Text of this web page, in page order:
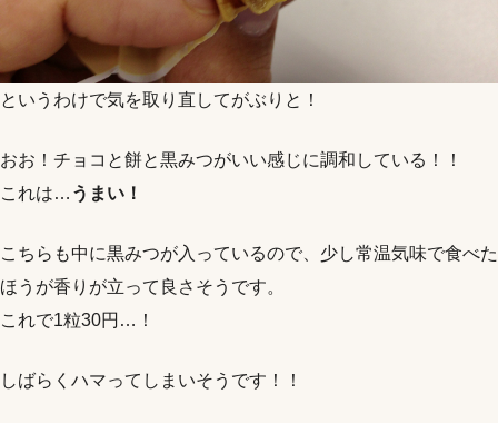
というわけで気を取り直してがぶりと！
おお！チョコと餅と黒みつがいい感じに調和している！！
これは… うまい！
こちらも中に黒みつが入っているので、少し常温気味で食べた
ほうが香りが立って良さそうです。
これで1粒30円…！
しばらくハマってしまいそうです！！